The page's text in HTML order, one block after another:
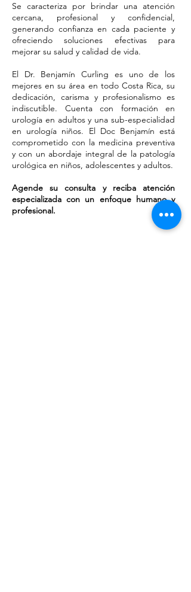
Se caracteriza por brindar una atención
cercana, profesional y confidencial,
generando confianza en cada paciente y
ofreciendo soluciones efectivas para
mejorar su salud y calidad de vida.
El Dr. Benjamín Curling es uno de los
mejores en su área en todo Costa Rica, su
dedicación, carisma y profesionalismo es
indiscutible. Cuenta con formación en
urología en adultos y una sub-especialidad
en urología niños. El Doc Benjamín está
comprometido con la medicina preventiva
y con un abordaje integral de la patología
urológica en niños, adolescentes y adultos.
Agende su consulta y reciba atención
especializada con un enfoque humano y
profesional.